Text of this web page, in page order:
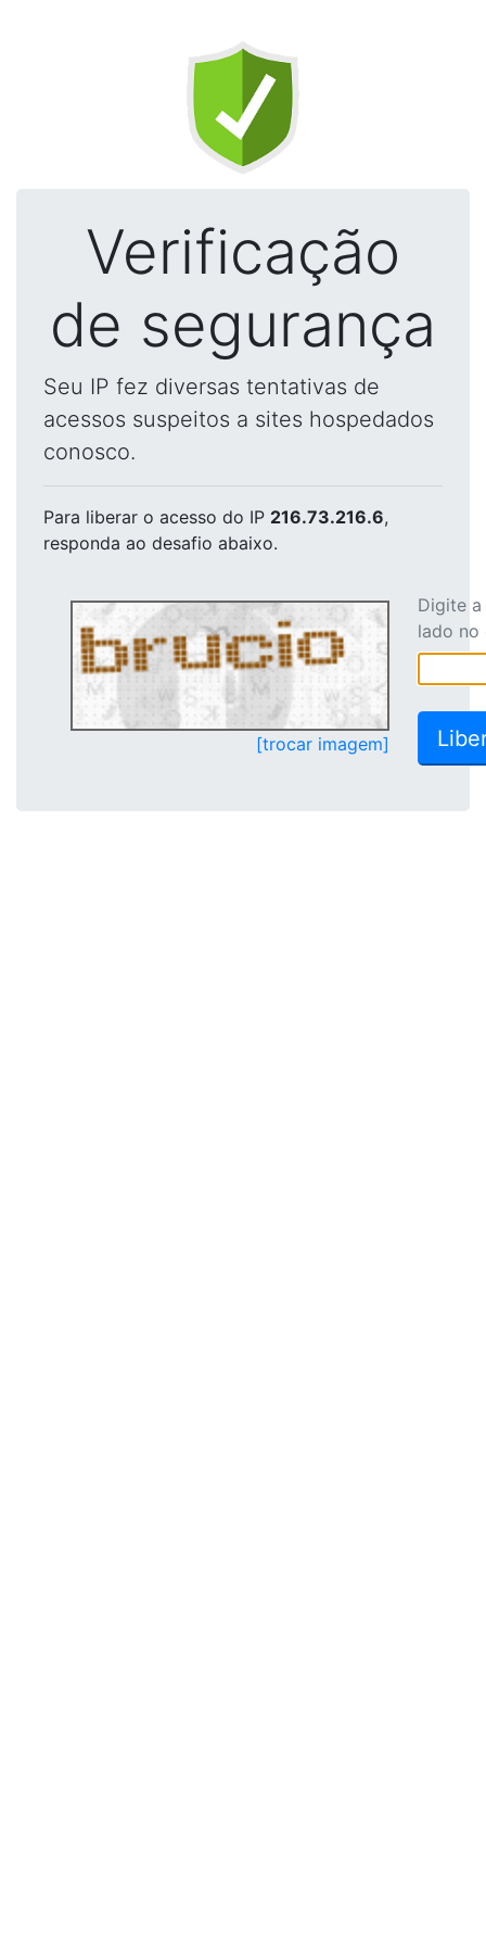
Verificação
de segurança
Seu IP fez diversas tentativas de
acessos suspeitos a sites hospedados
conosco.
Para liberar o acesso do IP 216.73.216.6,
responda ao desafio abaixo.
[trocar imagem]
Digite
lado no